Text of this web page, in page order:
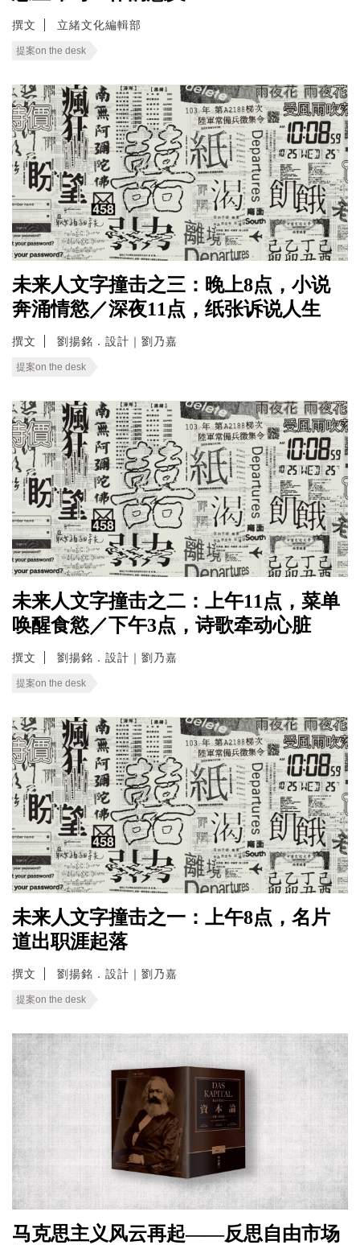
撰文 立緒文化編輯部
提案on the desk
未来人文字撞击之三：晚上8点，小说
奔涌情慾／深夜11点，纸张诉说人生
撰文 劉揚銘．設計｜劉乃嘉
提案on the desk
未来人文字撞击之二：上午11点，菜单
唤醒食慾／下午3点，诗歌牵动心脏
撰文 劉揚銘．設計｜劉乃嘉
提案on the desk
未来人文字撞击之一：上午8点，名片
道出职涯起落
撰文 劉揚銘．設計｜劉乃嘉
提案on the desk
马克思主义风云再起——反思自由市场